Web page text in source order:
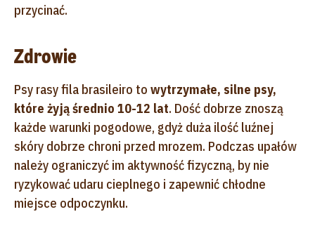
przycinać.
Zdrowie
Psy rasy fila brasileiro to wytrzymałe, silne psy,
które żyją średnio 10-12 lat. Dość dobrze znoszą
każde warunki pogodowe, gdyż duża ilość luźnej
skóry dobrze chroni przed mrozem. Podczas upałów
należy ograniczyć im aktywność fizyczną, by nie
ryzykować udaru cieplnego i zapewnić chłodne
miejsce odpoczynku.